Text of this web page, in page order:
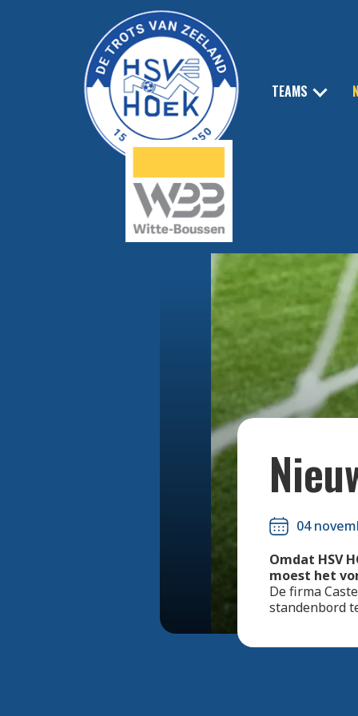
TEAMS
04
Omdat HSV
moest het
De firma
standenbord